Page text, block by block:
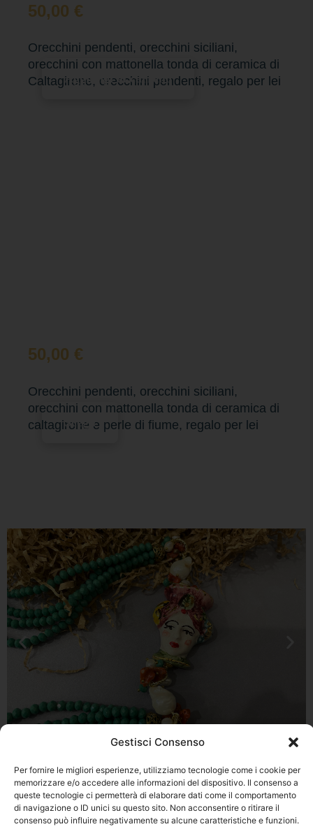
Gestisci Consenso
Per fornire le migliori esperienze, utilizziamo tecnologie come i cookie per
memorizzare e/o accedere alle informazioni del dispositivo. Il consenso a
queste tecnologie ci permetterà di elaborare dati come il comportamento
di navigazione o ID unici su questo sito. Non acconsentire o ritirare il
consenso può influire negativamente su alcune caratteristiche e funzioni.
50,00 €
Orecchini pendenti, orecchini siciliani,
orecchini con mattonella tonda di ceramica di
Caltagirone, orecchini pendenti, regalo per lei
Aggiungi al carrello
50,00 €
Orecchini pendenti, orecchini siciliani,
orecchini con mattonella tonda di ceramica di
caltagirone e perle di fiume, regalo per lei
Scegli
Privacy Policy
Cookie Policy
Via Franz